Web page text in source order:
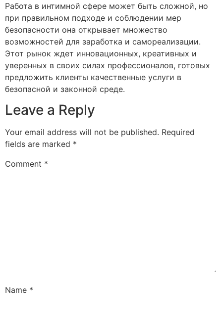
Работа в интимной сфере может быть сложной, но
при правильном подходе и соблюдении мер
безопасности она открывает множество
возможностей для заработка и самореализации.
Этот рынок ждет инновационных, креативных и
уверенных в своих силах профессионалов, готовых
предложить клиенты качественные услуги в
безопасной и законной среде.
Leave a Reply
Your email address will not be published. Required
fields are marked *
Comment *
Name *